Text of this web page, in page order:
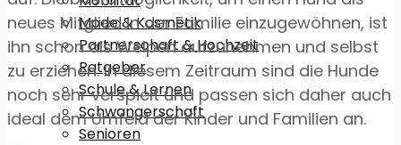
Mode & Kosmetik
Partnerschaft & Hochzeit
Ratgeber
Schule & Lernen
Schwangerschaft
Senioren
neues Mitglied in der Familie einzugewöhnen, ist
ihn schon als Welpen aufzunehmen und selbst
zu erziehen. In diesem Zeitraum sind die Hunde
noch sehr verspielt und passen sich daher auch
ideal dem Umfeld der Kinder und Familien an.